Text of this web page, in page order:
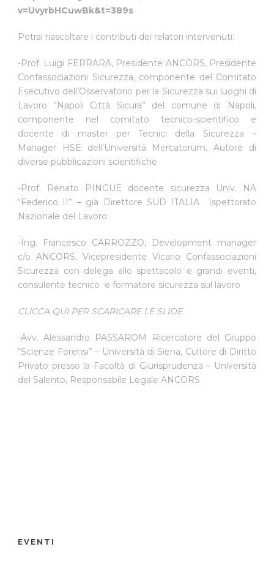
v=UvyrbHCuwBk&t=389s
Potrai riascoltare i contributi dei relatori intervenuti:
-Prof. Luigi FERRARA, Presidente ANCORS, Presidente
Confassociazioni Sicurezza, componente del Comitato
Esecutivo dell’Osservatorio per la Sicurezza sui luoghi di
Lavoro “Napoli Città Sicura” del comune di Napoli,
componente nel comitato tecnico-scientifico e
docente di master per Tecnici della Sicurezza –
Manager HSE dell’Università Mercatorum, Autore di
diverse pubblicazioni scientifiche
-Prof. Renato PINGUE docente sicurezza Univ. NA
“Federico II” – già Direttore SUD ITALIA Ispettorato
Nazionale del Lavoro.
-Ing. Francesco CARROZZO, Development manager
c/o ANCORS, Vicepresidente Vicario Confassociazioni
Sicurezza con delega allo spettacolo e grandi eventi,
consulente tecnico e formatore sicurezza sul lavoro
CLICCA QUI PER SCARICARE LE SLIDE
-Avv. Alessandro PASSAROM Ricercatore del Gruppo
“Scienze Forensi” – Università di Siena, Cultore di Diritto
Privato presso la Facoltà di Giurisprudenza – Università
del Salento, Responsabile Legale ANCORS
EVENTI